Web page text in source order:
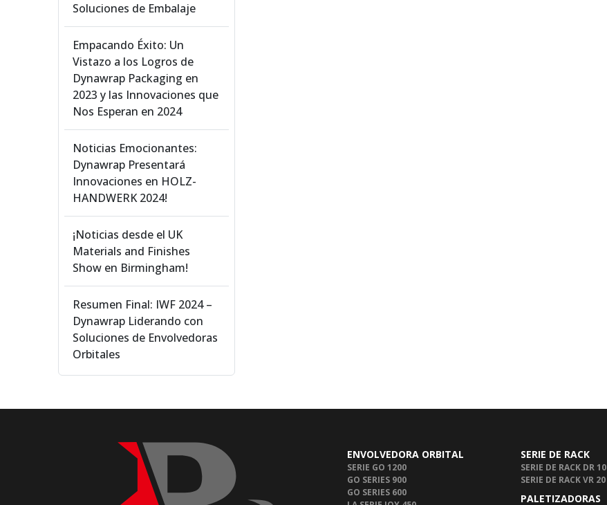
Soluciones de Embalaje
Empacando Éxito: Un
Vistazo a los Logros de
Dynawrap Packaging en
2023 y las Innovaciones que
Nos Esperan en 2024
Noticias Emocionantes:
Dynawrap Presentará
Innovaciones en HOLZ-
HANDWERK 2024!
¡Noticias desde el UK
Materials and Finishes
Show en Birmingham!
Resumen Final: IWF 2024 –
Dynawrap Liderando con
Soluciones de Envolvedoras
Orbitales
ENVOLVEDORA ORBITAL
SERIE GO 1200
GO SERIES 900
GO SERIES 600
SERIE DE RACK
SERIE DE RACK DR 10
SERIE DE RACK VR 20
PALETIZADORAS